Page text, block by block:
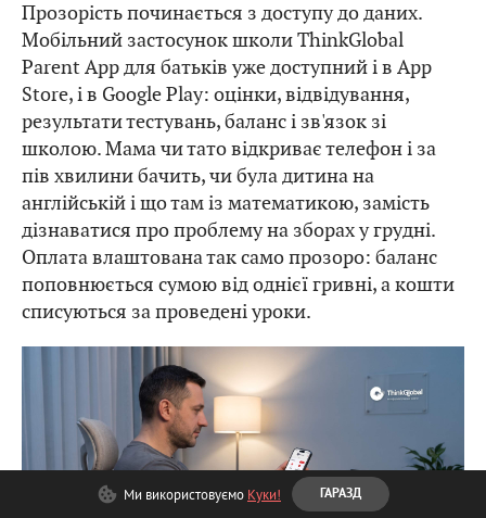
Прозорість починається з доступу до даних.
Мобільний застосунок школи ThinkGlobal
Parent App для батьків уже доступний і в App
Store, і в Google Play: оцінки, відвідування,
результати тестувань, баланс і зв'язок зі
школою. Мама чи тато відкриває телефон і за
пів хвилини бачить, чи була дитина на
англійській і що там із математикою, замість
дізнаватися про проблему на зборах у грудні.
Оплата влаштована так само прозоро: баланс
поповнюється сумою від однієї гривні, а кошти
списуються за проведені уроки.
Ми використовуємо Куки! ГАРАЗД